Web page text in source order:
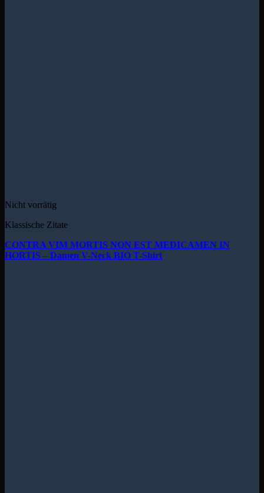
Nicht vorrätig
Klassische Zitate
CONTRA VIM MORTIS NON EST MEDICAMEN IN
HORTIS – Damen V-Neck BIO T-Shirt